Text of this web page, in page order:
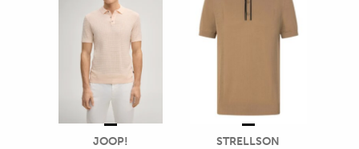
JOOP! STRELLSON